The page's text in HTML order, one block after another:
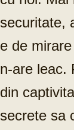
securitate,
e de
n-are leac.
din
secrete sa